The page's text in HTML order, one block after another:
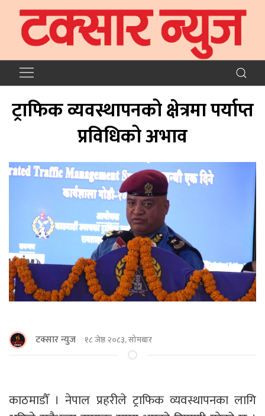
ट्राफिक व्यवस्थापनको क्षेत्रमा पर्याप्त
प्रविधिको अभाव
टक्सार न्युज १८ जेष्ठ २०८३, सोमबार
काठमाडाैँ । नेपाल प्रहरीले ट्राफिक व्यवस्थापनका लागि